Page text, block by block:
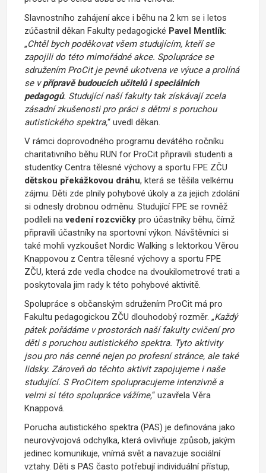
Slavnostního zahájení akce i běhu na 2 km se i letos
zúčastnil děkan Fakulty pedagogické Pavel Mentlík:
„Chtěl bych poděkovat všem studujícím, kteří se
zapojili do této mimořádné akce. Spolupráce se
sdružením ProCit je pevně ukotvena ve výuce a prolíná
se vpřípravě budoucích učitelů i speciálních
pedagogů. Studující naší fakulty tak získávají zcela
zásadní zkušenosti pro práci s dětmi s poruchou
autistického spektra,“ uvedl děkan.
V rámci doprovodného programu devátého ročníku
charitativního běhu RUN for ProCit připravili studenti a
studentky Centra tělesné výchovy a sportu FPE ZČU
dětskou překážkovou dráhu, která se těšila velkému
zájmu. Děti zde plnily pohybové úkoly a za jejich zdolání
si odnesly drobnou odměnu. Studující FPE se rovněž
podíleli navedení rozcvičky pro účastníky běhu, čímž
připravili účastníky na sportovní výkon. Návštěvníci si
také mohli vyzkoušet Nordic Walking s lektorkou Věrou
Knappovou z Centra tělesné výchovy a sportu FPE
ZČU, která zde vedla chodce na dvoukilometrové trati a
poskytovala jim rady k této pohybové aktivitě.
Spolupráce s občanským sdružením ProCit má pro
Fakultu pedagogickou ZČU dlouhodobý rozměr. „Každý
pátek pořádáme v prostorách naší fakulty cvičení pro
děti s poruchou autistického spektra. Tyto aktivity
jsou pro nás cenné nejen po profesní stránce, ale také
lidsky. Zároveň do těchto aktivit zapojujeme i naše
studující. S ProCitem spolupracujeme intenzivně a
velmi si této spolupráce vážíme,“ uzavřela Věra
Knappová.
Porucha autistického spektra (PAS) je definována jako
neurovývojová odchylka, která ovlivňuje způsob, jakým
jedinec komunikuje, vnímá svět a navazuje sociální
vztahy. Děti s PAS často potřebují individuální přístup,